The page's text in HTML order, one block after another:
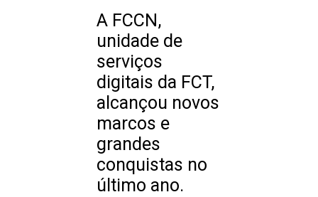
A FCCN,
unidade de
serviços
digitais da FCT,
alcançou novos
marcos e
grandes
conquistas no
último ano.